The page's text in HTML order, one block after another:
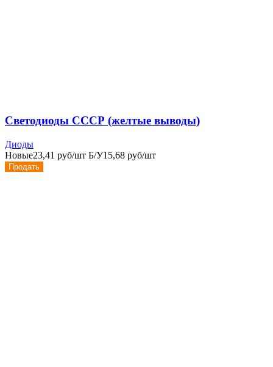
Cветодиоды СССР (желтые выводы)
Диоды
Новые23,41 руб/шт Б/У15,68 руб/шт
Продать